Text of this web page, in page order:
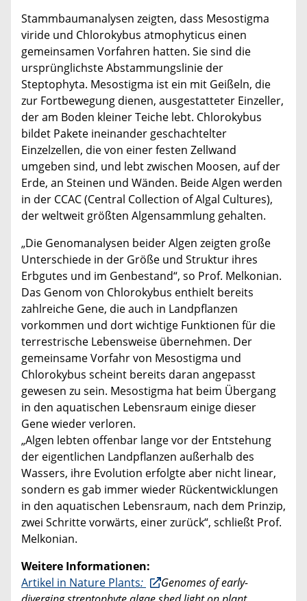
Stammbaumanalysen zeigten, dass Mesostigma
viride und Chlorokybus atmophyticus einen
gemeinsamen Vorfahren hatten. Sie sind die
ursprünglichste Abstammungslinie der
Steptophyta. Mesostigma ist ein mit Geißeln, die
zur Fortbewegung dienen, ausgestatteter Einzeller,
der am Boden kleiner Teiche lebt. Chlorokybus
bildet Pakete ineinander geschachtelter
Einzelzellen, die von einer festen Zellwand
umgeben sind, und lebt zwischen Moosen, auf der
Erde, an Steinen und Wänden. Beide Algen werden
in der CCAC (Central Collection of Algal Cultures),
der weltweit größten Algensammlung gehalten.
„Die Genomanalysen beider Algen zeigten große
Unterschiede in der Größe und Struktur ihres
Erbgutes und im Genbestand“, so Prof. Melkonian.
Das Genom von Chlorokybus enthielt bereits
zahlreiche Gene, die auch in Landpflanzen
vorkommen und dort wichtige Funktionen für die
terrestrische Lebensweise übernehmen. Der
gemeinsame Vorfahr von Mesostigma und
Chlorokybus scheint bereits daran angepasst
gewesen zu sein. Mesostigma hat beim Übergang
in den aquatischen Lebensraum einige dieser
Gene wieder verloren.
„Algen lebten offenbar lange vor der Entstehung
der eigentlichen Landpflanzen außerhalb des
Wassers, ihre Evolution erfolgte aber nicht linear,
sondern es gab immer wieder Rückentwicklungen
in den aquatischen Lebensraum, nach dem Prinzip,
zwei Schritte vorwärts, einer zurück“, schließt Prof.
Melkonian.
Weitere Informationen:
Artikel in Nature Plants:
Genomes of early-